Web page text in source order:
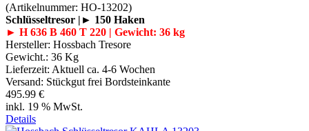
(Artikelnummer: HO-13202)
Schlüsseltresor |► 150 Haken
► H 636 B 460 T 220 | Gewicht: 36 kg
Hersteller: Hossbach Tresore
Gewicht.: 36 Kg
Lieferzeit: Aktuell ca. 4-6 Wochen
Versand: Stückgut frei Bordsteinkante
495.99 €
inkl. 19 % MwSt.
Details